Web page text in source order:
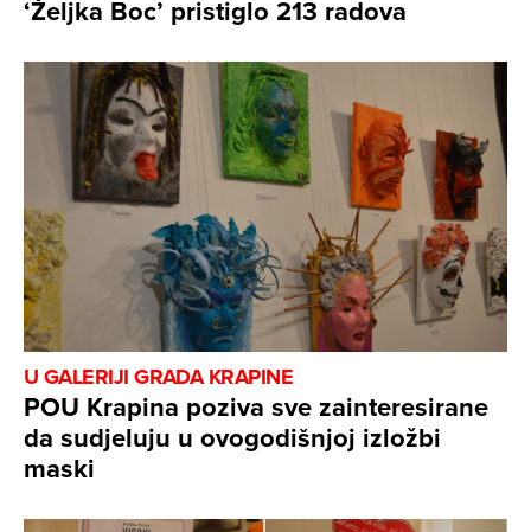
‘Željka Boc’ pristiglo 213 radova
U GALERIJI GRADA KRAPINE
POU Krapina poziva sve zainteresirane
da sudjeluju u ovogodišnjoj izložbi
maski